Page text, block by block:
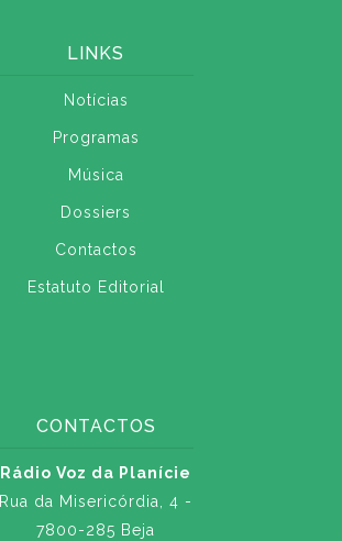
LINKS
Notícias
Programas
Música
Dossiers
Contactos
Estatuto Editorial
CONTACTOS
Rádio Voz da Planície
Rua da Misericórdia, 4 -
7800-285 Beja